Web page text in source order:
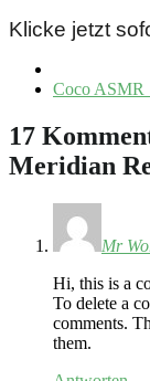
Klicke jetzt
Coco ASMR
17
Meridian
Mr
Hi, this is a
To delete a
comments.
them.